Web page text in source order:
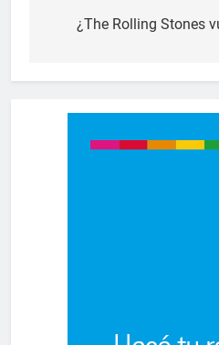
¿The Rolling Stones